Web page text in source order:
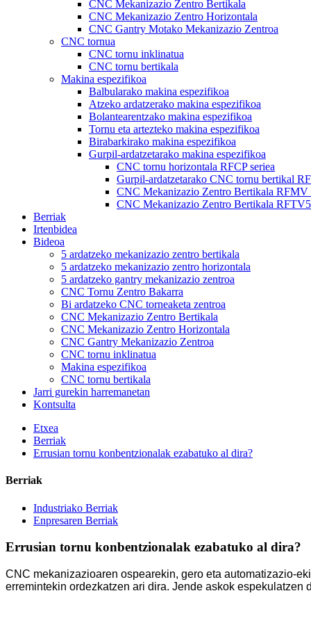
CNC Mekanizazio Zentro Bertikala
CNC Mekanizazio Zentro Horizontala
CNC Gantry Motako Mekanizazio Zentroa
CNC tornua
CNC tornu inklinatua
CNC tornu bertikala
Makina espezifikoa
Balbularako makina espezifikoa
Atzeko ardatzerako makina espezifikoa
Bolantearentzako makina espezifikoa
Tornu eta artezteko makina espezifikoa
Birabarkirako makina espezifikoa
Gurpil-ardatzetarako makina espezifikoa
CNC tornu horizontala RFCP seriea
Gurpil-ardatzetarako CNC tornu bertikal
CNC Mekanizazio Zentro Bertikala RFMV
CNC Mekanizazio Zentro Bertikala
Berriak
Irtenbidea
Bideoa
5 ardatzeko mekanizazio zentro bertikala
5 ardatzeko mekanizazio zentro horizontala
5 ardatzeko gantry mekanizazio zentroa
CNC Tornu Zentro Bakarra
Bi ardatzeko CNC torneaketa zentroa
CNC Mekanizazio Zentro Bertikala
CNC Mekanizazio Zentro Horizontala
CNC Gantry Mekanizazio Zentroa
CNC tornu inklinatua
Makina espezifikoa
CNC tornu bertikala
Jarri gurekin harremanetan
Kontsulta
Etxea
Berriak
Errusian tornu konbentzionalak ezabatuko al dira?
Berriak
Industriako Berriak
Enpresaren Berriak
Errusian tornu konbentzionalak ezabatuko al dira?
CNC mekanizazioaren ospearekin, gero eta automatizazio-
erremintekin ordezkatzen ari dira. Jende askok espekulatzen